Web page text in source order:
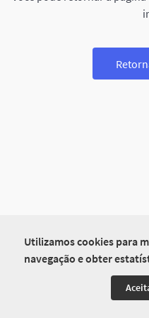
Utilizamos cookies para
navegação e obter